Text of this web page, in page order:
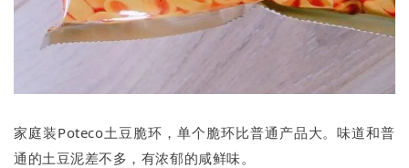
家庭装Poteco土豆脆环，单个脆环比普通产品大。味道和普
通的土豆泥差不多，有浓郁的咸鲜味。